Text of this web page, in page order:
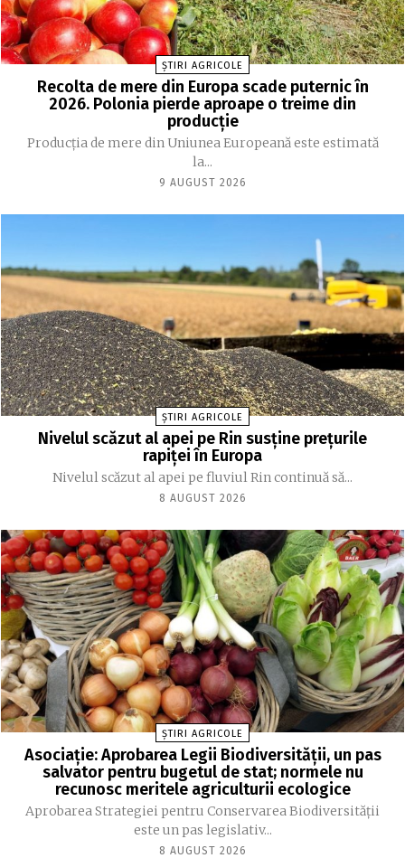
ȘTIRI AGRICOLE
Recolta de mere din Europa scade puternic în
2026. Polonia pierde aproape o treime din
producție
Producția de mere din Uniunea Europeană este estimată
la...
9 AUGUST 2026
ȘTIRI AGRICOLE
Nivelul scăzut al apei pe Rin susține prețurile
rapiței în Europa
Nivelul scăzut al apei pe fluviul Rin continuă să...
8 AUGUST 2026
ȘTIRI AGRICOLE
Asociație: Aprobarea Legii Biodiversității, un pas
salvator pentru bugetul de stat; normele nu
recunosc meritele agriculturii ecologice
Aprobarea Strategiei pentru Conservarea Biodiversității
este un pas legislativ...
8 AUGUST 2026